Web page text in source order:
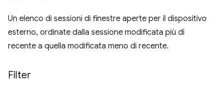
Un elenco di sessioni di finestre aperte per il dispositivo
esterno, ordinate dalla sessione modificata più di
recente a quella modificata meno di recente.
Filter